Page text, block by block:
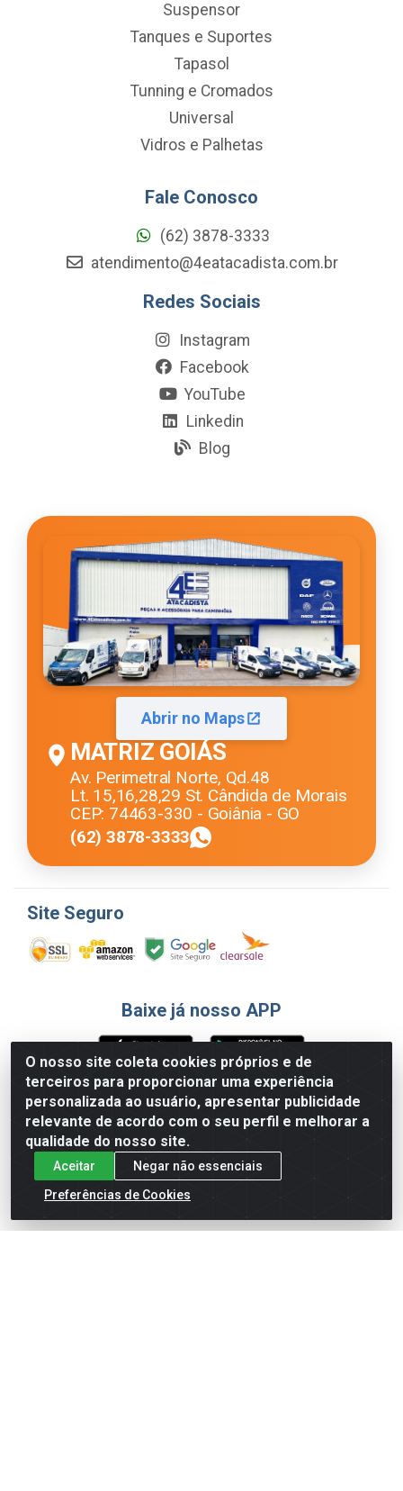
O nosso site coleta cookies próprios e de
terceiros para proporcionar uma experiência
personalizada ao usuário, apresentar publicidade
relevante de acordo com o seu perfil e melhorar a
qualidade do nosso site.
Aceitar
Negar não essenciais
Preferências de Cookies
Suspensor
Tanques e Suportes
Tapasol
Tunning e Cromados
Universal
Vidros e Palhetas
Fale Conosco
(62) 3878-3333
atendimento@4eatacadista.com.br
Redes Sociais
Instagram
Facebook
YouTube
Linkedin
Blog
Abrir no Maps
MATRIZ GOIÁS
Av. Perimetral Norte, Qd.48
Lt. 15,16,28,29 St. Cândida de Morais
CEP: 74463-330 - Goiânia - GO
(62) 3878-3333
Site Seguro
Baixe já nosso APP
Formas de Pagamento